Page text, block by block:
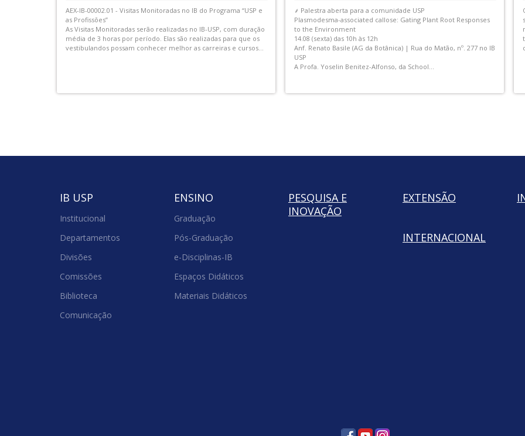
Palestra promovida pela CIPA IB USP
Fotos do post de Instituto de Biociências - IB USP
Transição ecológica e suas medidas. O desafio da definição de
indicadores no contexto das policrises socioambientais
Disciplina Optativa FAUUSP – Inter unidades (FAU/FD/ FSP/
POLI/IB) | Código e nominação oficial: AUP 0547 - Ambiente
Construído e Desenvolvimento Sustentável
A disciplina...
IB USP
Institucional
Departamentos
Divisões
Comissões
Biblioteca
Comunicação
ENSINO
Graduação
Pós-Graduação
e-Disciplinas-IB
Espaços Didáticos
Materiais Didáticos
PESQUISA E
INOVAÇÃO
EXTENSÃO
INTERNACIONAL